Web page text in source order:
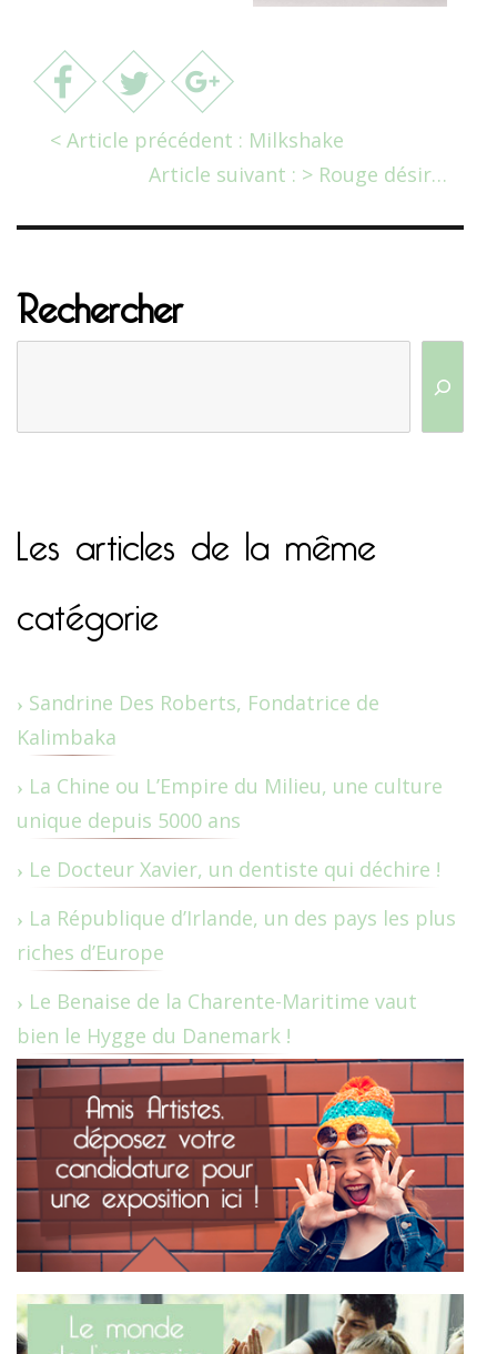
< Article précédent : Milkshake
Article suivant : > Rouge désir…
Rechercher
Les articles de la même
catégorie
Sandrine Des Roberts, Fondatrice de
Kalimbaka
La Chine ou L’Empire du Milieu, une culture
unique depuis 5000 ans
Le Docteur Xavier, un dentiste qui déchire !
La République d’Irlande, un des pays les plus
riches d’Europe
Le Benaise de la Charente-Maritime vaut
bien le Hygge du Danemark !